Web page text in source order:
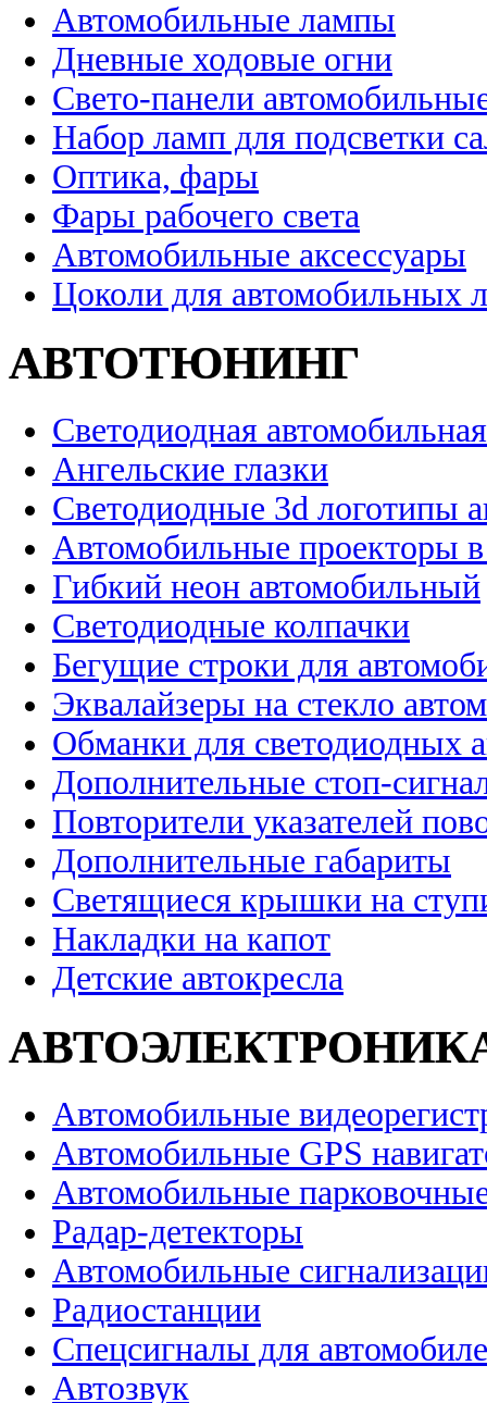
Автомобильные лампы
Дневные ходовые огни
Свето-панели
Набор ламп для подсветки
Оптика, фары
Фары рабочего света
Автомобильные аксессуары
Цоколи для автомобильных
АВТОТЮНИНГ
Светодиодная
Ангельские глазки
Светодиодные 3d логотипы
Автомобильные проекторы
Гибкий неон автомобильный
Светодиодные колпачки
Бегущие строки для
Эквалайзеры на стекло
Обманки для светодиодных
Дополнительные стоп-
Повторители указателей
Дополнительные габариты
Светящиеся крышки на
Накладки на капот
Детские автокресла
Автомобильные
Автомобильные GPS
Автомобильные
Радар-детекторы
Автомобильные
Радиостанции
Спецсигналы для
Автозвук